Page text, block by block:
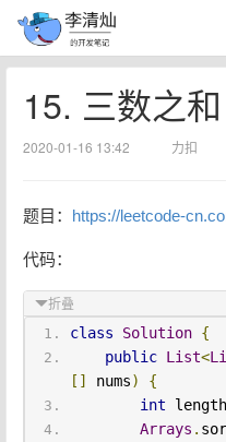
15. 三数之和
2020-01-16 13:42 力扣
题目： https://leetcode-
代码：
折叠
class Solution {
public List<
[]
nums)
{
int
Arrays .